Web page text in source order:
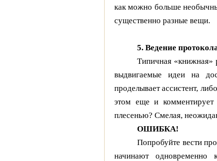
как можно больше
существенно разные вещи.
5. Ведение
Типичная «книжная»
выдвигаемые идеи на
проделывает ассистент,
этом еще и
плесенью? Смелая,
ОШИБКА!
Попробуйте вести
начинают одновременно